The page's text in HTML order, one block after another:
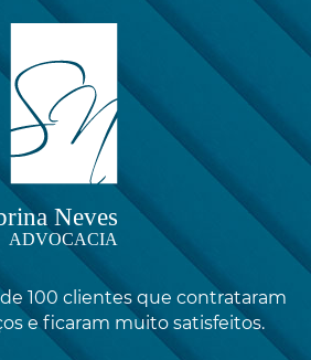
100 clientes que contrataram
e ficaram muito satisfeitos.